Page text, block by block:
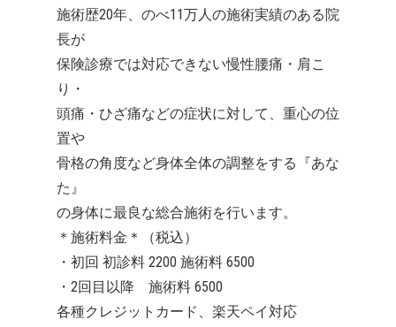
施術歴20年、のべ11万人の施術実績のある院
長が
保険診療では対応できない慢性腰痛・肩こ
り・
頭痛・ひざ痛などの症状に対して、重心の位
置や
骨格の角度など身体全体の調整をする『あな
た』
の身体に最良な総合施術を行います。
＊施術料金＊（税込）
・初回 初診料 2200 施術料 6500
・2回目以降 施術料 6500
各種クレジットカード、楽天ペイ対応